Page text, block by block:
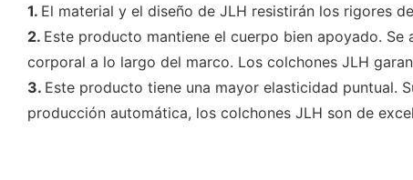
1. El material y el diseño de JLH resistirán los rigores
2. Este producto mantiene el cuerpo bien apoyado.
corporal a lo largo del marco. Los colchones JLH
3. Este producto tiene una mayor elasticidad puntual.
producción automática, los colchones JLH son de